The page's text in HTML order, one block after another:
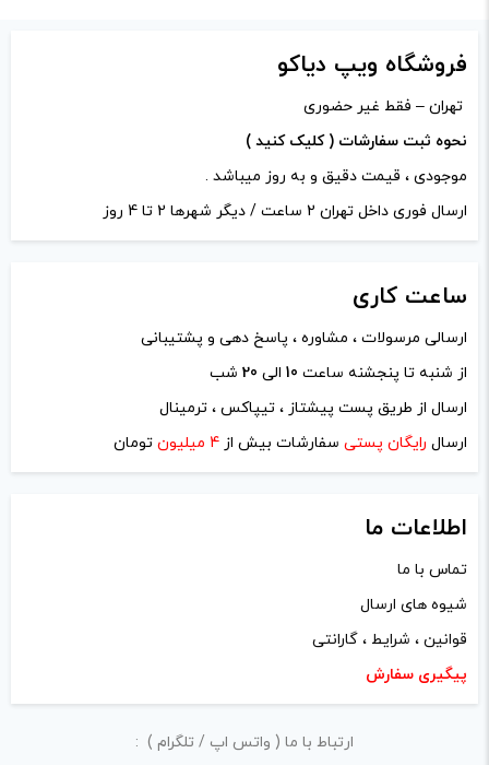
دیدگاه شما*
نام*
ایمیل*
ذخیره نام، ایمیل و وبسایت من در مرورگر برای زمانی که دوباره
دیدگاهی می‌نویسم.
لازم است محتوای ارسالی منطبق برعرف و شئونات جامعه و با
بیانی رسمی و عاری از لحن تند، تمسخرو توهین باشد.
فروشگاه ویپ دیاکو
تهران – فقط غیر حضوری
نحوه ثبت سفارشات ( کلیک کنید )
موجودی ، قیمت دقیق و به روز میباشد .
ارسال فوری داخل تهران 2 ساعت / دیگر شهرها 2 تا 4 روز
ساعت کاری
ارسالی مرسولات ، مشاوره ، پاسخ دهی و پشتیبانی
از شنبه تا پنجشنه ساعت 10 الی 20 شب
ارسال از طریق پست پیشتاز ، تیپاکس ، ترمینال
ارسال رایگان پستی سفارشات بیش از 4 میلیون تومان
اطلاعات ما
تماس با ما
شیوه های ارسال
قوانین ، شرایط ، گارانتی
پیگیری سفارش
ارتباط با ما ( واتس اپ / تلگرام ) :